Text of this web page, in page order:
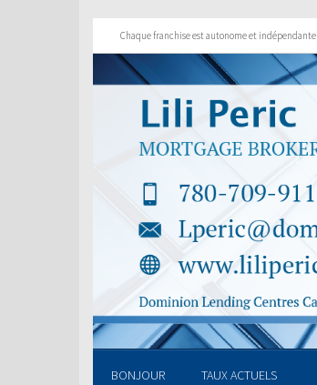
Chaque franchise est autonome et indépendante
BONJOUR TAUX ACTUELS